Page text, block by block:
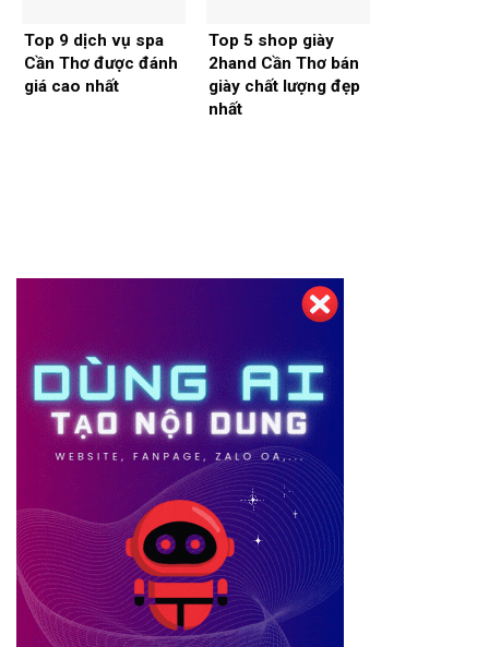
Top 9 dịch vụ spa
Cần Thơ được đánh
giá cao nhất
Top 5 shop giày
2hand Cần Thơ bán
giày chất lượng đẹp
nhất